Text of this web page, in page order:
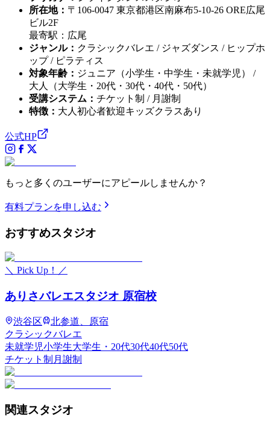
所在地： 〒106-0047 東京都港区南麻布5-10-26 ORE広尾
ビル2F
最寄駅： 広尾
ジャンル： クラシックバレエ / ジャズダンス / ヒップホ
ップ / ピラティス
対象年齢 ： ジュニア（小学生・中学生・未就学児） /
大人（大学生・20代・30代・40代・50代）
受講システム ： チケット制 / 月謝制
特徴 ： 大人初心者歓迎キッズクラスあり
公式HP
もっと多くのユーザーにアピールしませんか？
有料プランを申し込む
おすすめスタジオ
＼ Pick Up！／
ありさバレエスタジオ 原宿校
渋谷区
北参道、原宿
クラシックバレエ
未就学児小学生大学生・20代30代40代50代
チケット制 月謝制
関連スタジオ